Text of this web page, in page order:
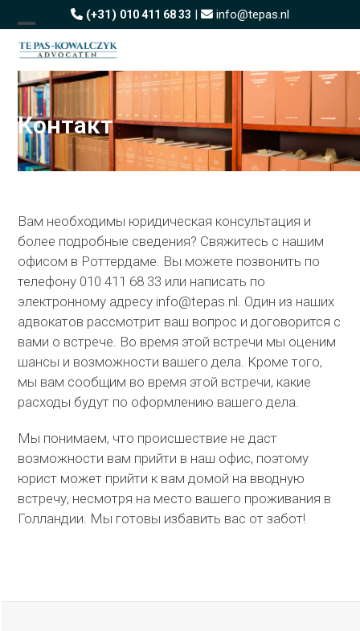
to
content
(+31) 010 411 68 33 | info@tepas.nl
Open
mobile
menu
Close
mobile
menu
Контакт
Вам необходимы юридическая консультация и
более подробные сведения? Свяжитесь с нашим
офисом в Роттердаме. Вы можете позвонить по
телефону 010 411 68 33 или написать по
электронному адресу info@tepas.nl. Один из наших
адвокатов рассмотрит ваш вопрос и договорится с
вами о встрече. Во время этой встречи мы оценим
шансы и возможности вашего дела. Кроме того,
мы вам сообщим во время этой встречи, какие
расходы будут по оформлению вашего дела.
Мы понимаем, что происшествие не даст
возможности вам прийти в наш офис, поэтому
юрист может прийти к вам домой на вводную
встречу, несмотря на место вашего проживания в
Голландии. Мы готовы избавить вас от забот!